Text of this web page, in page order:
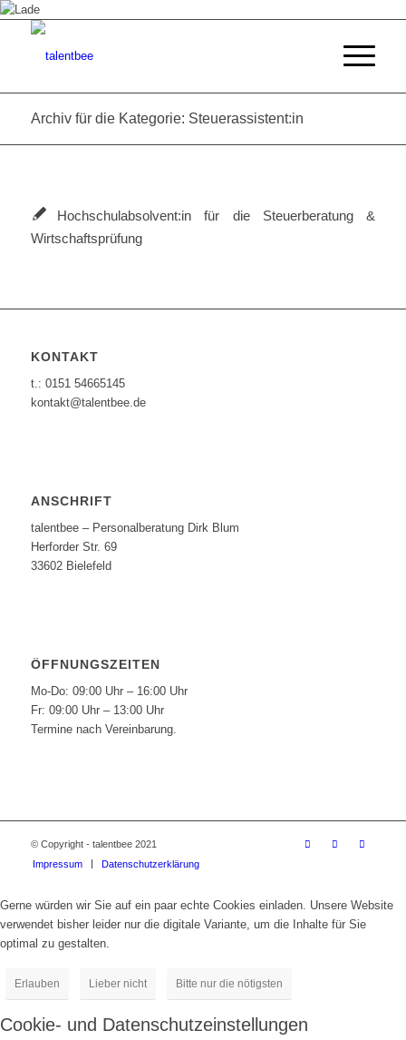
Archiv für die Kategorie: Steuerassistent:in
Hochschulabsolvent:in für die Steuerberatung &
Wirtschaftsprüfung
KONTAKT
t.: 0151 54665145
kontakt@talentbee.de
ANSCHRIFT
talentbee – Personalberatung Dirk Blum
Herforder Str. 69
33602 Bielefeld
ÖFFNUNGSZEITEN
Mo-Do: 09:00 Uhr – 16:00 Uhr
Fr: 09:00 Uhr – 13:00 Uhr
Termine nach Vereinbarung.
© Copyright - talentbee 2021
Impressum
Datenschutzerklärung
Gerne würden wir Sie auf ein paar echte Cookies einladen. Unsere Website
verwendet bisher leider nur die digitale Variante, um die Inhalte für Sie
optimal zu gestalten.
Erlauben Lieber nicht Bitte nur die nötigsten
Cookie- und Datenschutzeinstellungen